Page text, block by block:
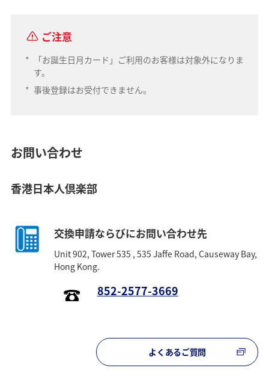
ご注意
*
「お誕生日月カード」ご利用のお客様は対象外になりま
す。
* 事後登録はお受付できません。
お問い合わせ
香港日本人倶楽部
交換申請ならびにお問い合わせ先
Unit 902, Tower 535 , 535 Jaffe Road, Causeway Bay,
Hong Kong.
852-2577-3669
よくあるご質問